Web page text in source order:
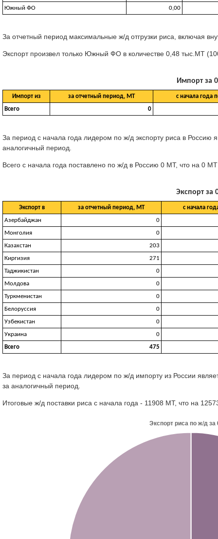
Южный ФО
0,00
За отчетный период максимальные ж/д отгрузки риса, включая
Экспорт произвел только Южный ФО в количестве 0,48 тыс.МТ
Импорт за
Импорт из за отчетный период, МТ
с начала года
Всего
0
За период с начала года лидером по ж/д экспорту риса в
аналогичный период.
Всего с начала года поставлено по ж/д в Россию 0 МТ, что на 0
Экспорт за
Экспорт в за отчетный период, МТ
с начала
Азербайджан
0
Монголия
0
Казахстан
203
Киргизия
271
Таджикистан
0
Молдова
0
Туркменистан
0
Белоруссия
0
Узбекистан
0
Украина
0
Всего
475
За период с начала года лидером по ж/д импорту из России
за аналогичный период.
Итоговые ж/д поставки риса с начала года - 11908 МТ, что на